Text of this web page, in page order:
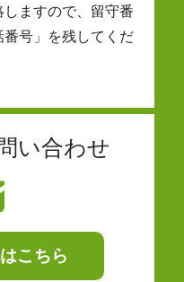
ますので、留守番
号」を残してくだ
い合わせ
こちら